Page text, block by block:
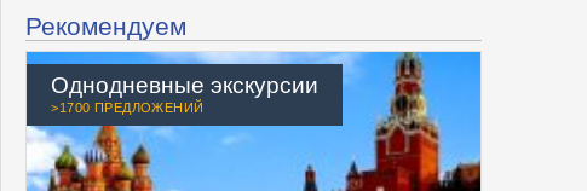
Рекомендуем
Однодневные экскурсии
>1700 ПРЕДЛОЖЕНИЙ